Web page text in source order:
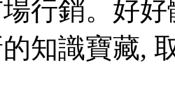
行銷。好好
知識寶藏,